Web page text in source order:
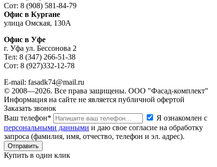
Сот: 8 (908) 581-84-79
Офис в Кургане
улица Омская, 130А
Офис в Уфе
г. Уфа ул. Бессонова 2
Тел: 8 (347) 266-51-38
Сот: 8 (927)332-12-78
E-mail: fasadk74@mail.ru
© 2008—2026. Все права защищены. ООО "Фасад-комплект"
Информация на сайте не является публичной офертой
Заказать звонок
Ваш телефон*
Я ознакомлен с
персональными данными и даю свое согласие на обработку
запроса (фамилия, имя, отчество, телефон и эл. адрес).
Купить в один клик